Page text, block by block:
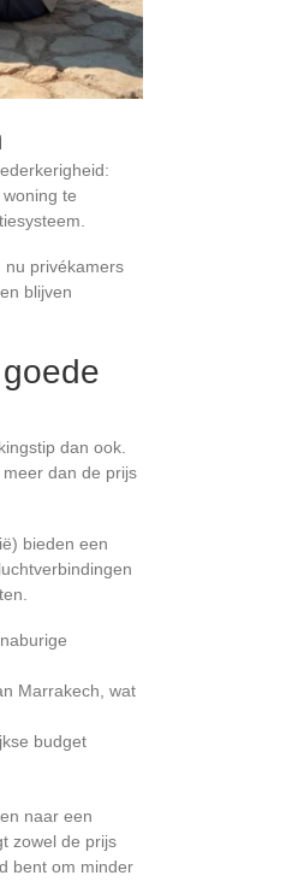
te
nu privékamers
blijven
dan ook.
meer dan de prijs
bieden een
Marrakech, wat
budget
naar een
zowel de prijs
bent om minder